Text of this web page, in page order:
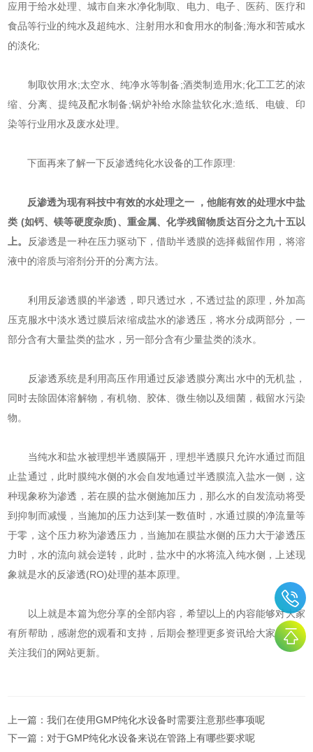
应用于给水处理、城市自来水净化制取、电力、电子、医药、医疗和
食品等行业的纯水及超纯水、注射用水和食用水的制备;海水和苦咸水
的淡化;
制取饮用水;太空水、纯净水等制备;酒类制造用水;化工工艺的浓
缩、分离、提纯及配水制备;锅炉补给水除盐软化水;造纸、电镀、印
染等行业用水及废水处理。
下面再来了解一下反渗透纯化水设备的工作原理:
反渗透为现有科技中有效的水处理之一 ，他能有效的处理水中盐
类 (如钙、镁等硬度杂质)、重金属、化学残留物质达百分之九十五以
上。 反渗透是一种在压力驱动下，借助半透膜的选择截留作用，将溶
液中的溶质与溶剂分开的分离方法。
利用反渗透膜的半渗透，即只透过水，不透过盐的原理，外加高
压克服水中淡水透过膜后浓缩成盐水的渗透压，将水分成两部分，一
部分含有大量盐类的盐水，另一部分含有少量盐类的淡水。
反渗透系统是利用高压作用通过反渗透膜分离出水中的无机盐，
同时去除固体溶解物，有机物、胶体、微生物以及细菌，截留水污染
物。
当纯水和盐水被理想半透膜隔开，理想半透膜只允许水通过而阻
止盐通过，此时膜纯水侧的水会自发地通过半透膜流入盐水一侧，这
种现象称为渗透，若在膜的盐水侧施加压力，那么水的自发流动将受
到抑制而减慢，当施加的压力达到某一数值时，水通过膜的净流量等
于零，这个压力称为渗透压力，当施加在膜盐水侧的压力大于渗透压
力时，水的流向就会逆转，此时，盐水中的水将流入纯水侧，上述现
象就是水的反渗透(RO)处理的基本原理。
以上就是本篇为您分享的全部内容，希望以上的内容能够对大家
有所帮助，感谢您的观看和支持，后期会整理更多资讯给大家，敬请
关注我们的网站更新。
上一篇：我们在使用GMP纯化水设备时需要注意那些事项呢
下一篇：对于GMP纯化水设备来说在管路上有哪些要求呢